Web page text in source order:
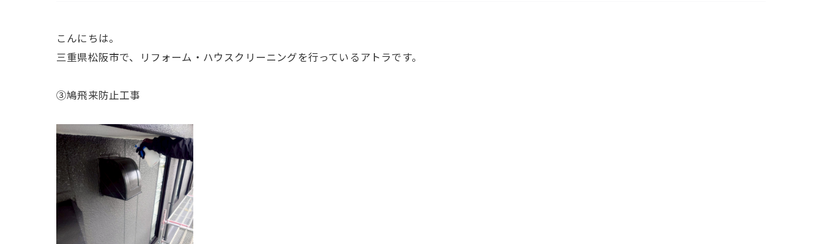
こんにちは。
三重県松阪市で、リフォーム・ハウスクリーニングを行っているアトラです。
③鳩飛来防止工事